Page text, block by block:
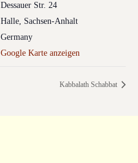
Dessauer Str. 24
Halle, Sachsen-Anhalt
Germany
Google Karte anzeigen
Kabbalath Schabbat